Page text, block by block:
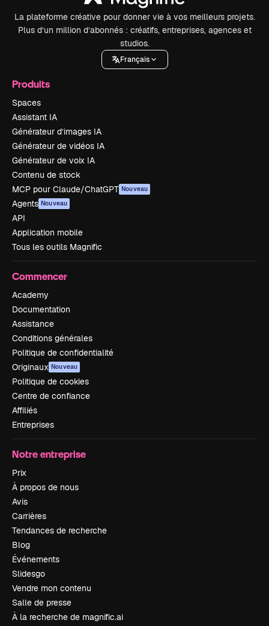
La plateforme créative pour donner vie à vos meilleurs projets.
Plus d’un million d’abonnés : créatifs, entreprises, agences et
studios.
Français
Produits
Spaces
Assistant IA
Générateur d’images IA
Générateur de vidéos IA
Générateur de voix IA
Contenu de stock
MCP pour Claude/ChatGPT Nouveau
Agents Nouveau
API
Application mobile
Tous les outils Magnific
Commencer
Academy
Documentation
Assistance
Conditions générales
Politique de confidentialité
Originaux Nouveau
Politique de cookies
Centre de confiance
Affiliés
Entreprises
Notre entreprise
Prix
À propos de nous
Avis
Carrières
Tendances de recherche
Blog
Événements
Slidesgo
Vendre mon contenu
Salle de presse
À la recherche de magnific.ai